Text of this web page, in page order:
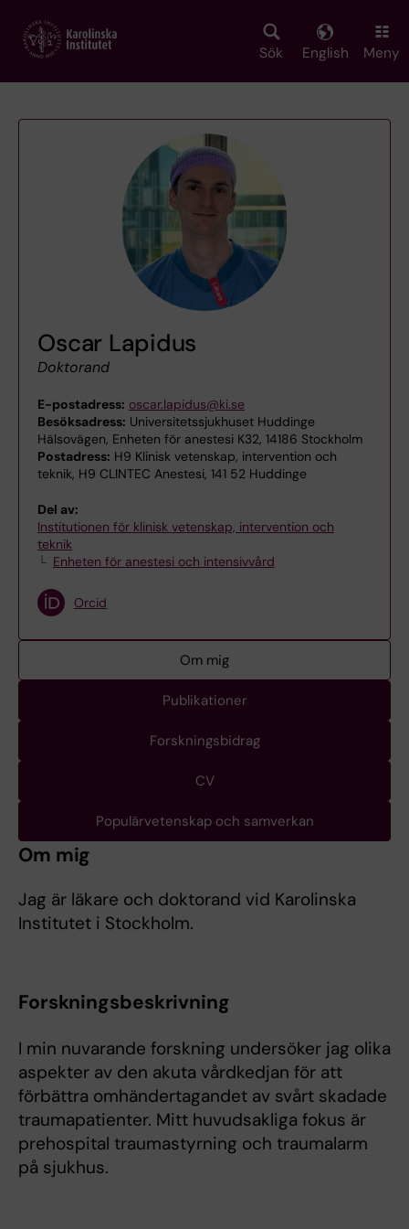
main
Sök English Meny
Oscar Lapidus
Doktorand
E-postadress: oscar.lapidus@ki.se
Besöksadress: Universitetssjukhuset Huddinge
Hälsovägen, Enheten för anestesi K32, 14186 Stockholm
Postadress: H9 Klinisk vetenskap, intervention och
teknik, H9 CLINTEC Anestesi, 141 52 Huddinge
Del av:
Institutionen för klinisk vetenskap, intervention och
teknik
Enheten för anestesi och intensivvård
Orcid
Om mig
Publikationer
Forskningsbidrag
CV
Populärvetenskap och samverkan
Om mig
Jag är läkare och doktorand vid Karolinska
Institutet i Stockholm.
Forskningsbeskrivning
I min nuvarande forskning undersöker jag olika
aspekter av den akuta vårdkedjan för att
förbättra omhändertagandet av svårt skadade
traumapatienter. Mitt huvudsakliga fokus är
prehospital traumastyrning och traumalarm
på sjukhus.